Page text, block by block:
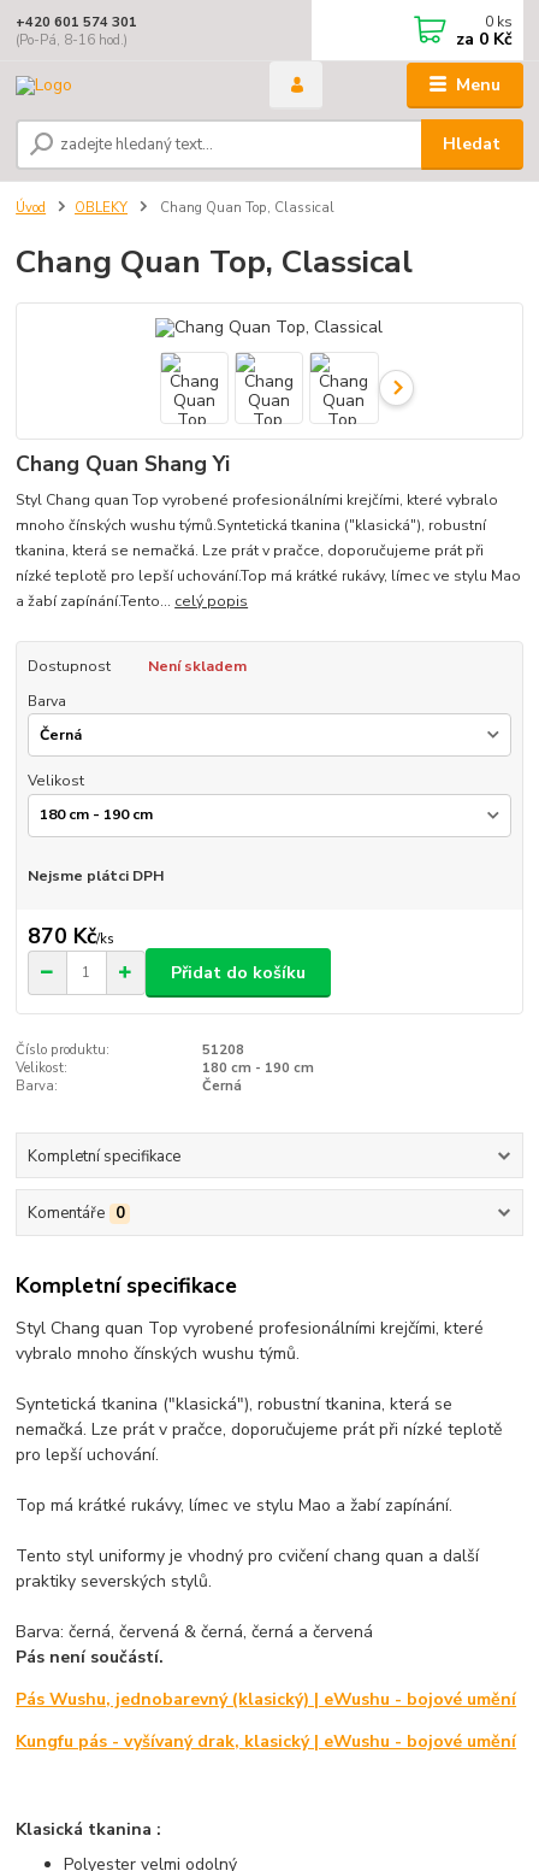
Menu
Hledat
+420 601 574 301
(Po-Pá, 8-16 hod.)
0 ks
za 0 Kč
Úvod OBLEKY Chang Quan Top, Classical
Chang Quan Top, Classical
Chang Quan Shang Yi
Styl Chang quan Top vyrobené profesionálními krejčími, které vybralo
mnoho čínských wushu týmů.Syntetická tkanina ("klasická"), robustní
tkanina, která se nemačká. Lze prát v pračce, doporučujeme prát při
nízké teplotě pro lepší uchování.Top má krátké rukávy, límec ve stylu Mao
a žabí zapínání.Tento... celý popis
Dostupnost
Není skladem
Barva
Velikost
Nejsme plátci DPH
870 Kč/ks
Přidat do košíku
Číslo produktu:
51208
Velikost:
180 cm - 190 cm
Barva:
Černá
Kompletní specifikace
Komentáře 0
Kompletní specifikace
Styl Chang quan Top vyrobené profesionálními krejčími, které
vybralo mnoho čínských wushu týmů.
Syntetická tkanina ("klasická"), robustní tkanina, která se
nemačká. Lze prát v pračce, doporučujeme prát při nízké teplotě
pro lepší uchování.
Top má krátké rukávy, límec ve stylu Mao a žabí zapínání.
Tento styl uniformy je vhodný pro cvičení chang quan a další
praktiky severských stylů.
Barva: černá, červená & černá, černá a červená
Pás není součástí.
Pás Wushu, jednobarevný (klasický) | eWushu - bojové umění
Kungfu pás - vyšívaný drak, klasický | eWushu - bojové umění
Klasická tkanina :
Polyester velmi odolný